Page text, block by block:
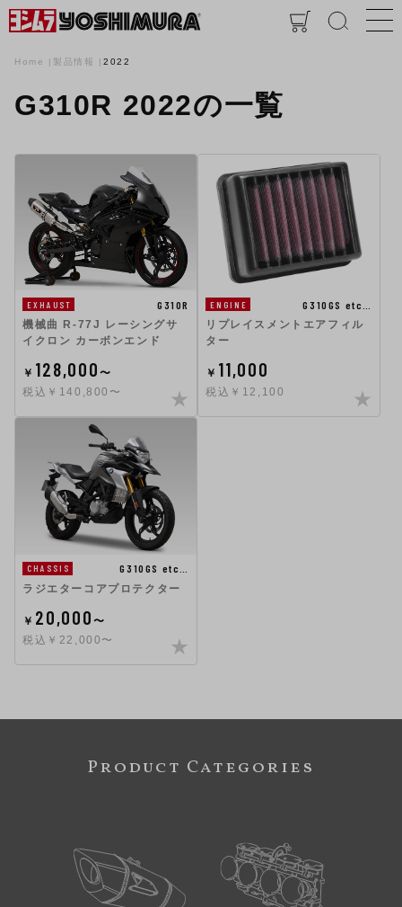
Home 製品情報 2022
G310R 2022の一覧
EXHAUST
G310R
機械曲 R-77J レーシングサ
イクロン カーボンエンド
￥ 128,000〜
税込￥140,800〜
ENGINE
G310GS etc…
リプレイスメントエアフィル
ター
￥ 11,000
税込￥12,100
CHASSIS
G310GS etc…
ラジエターコアプロテクター
￥ 20,000〜
税込￥22,000〜
Product Categories